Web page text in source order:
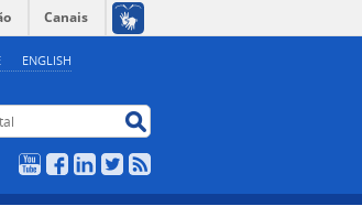
ENGLISH
Canais
YouTubeFacebookLinkedIn
Twitter